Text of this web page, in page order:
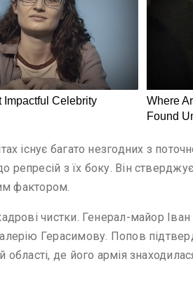
існує багато незгодних з
з їх боку. Він стверджує,
фактором.
чистки. Генерал-майор
Герасимову. Попов
де його армія